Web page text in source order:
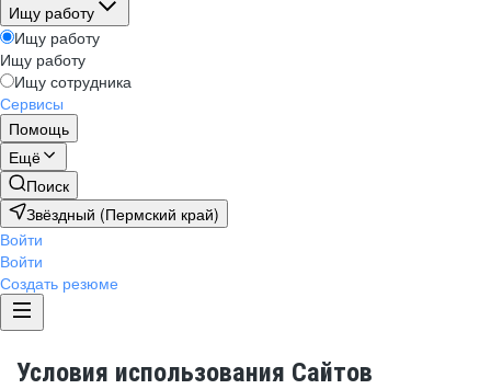
Ищу работу
Ищу работу
Ищу работу
Ищу сотрудника
Сервисы
Помощь
Ещё
Поиск
Звёздный (Пермский край)
Войти
Войти
Создать резюме
Условия использования Сайтов